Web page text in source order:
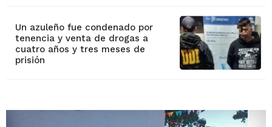
Un azuleño fue condenado por
tenencia y venta de drogas a
cuatro años y tres meses de
prisión